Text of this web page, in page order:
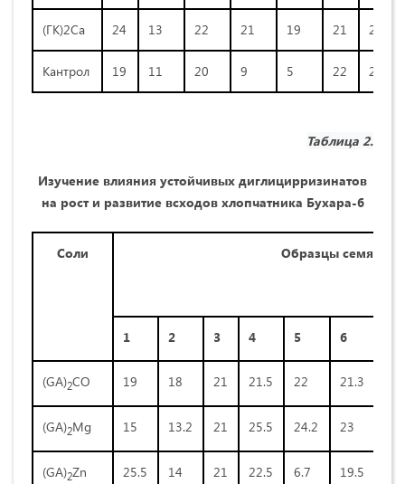
(ГК)2Са 24 13 22 21 19 21 20
Кантрол 19 11 20 9 5 22 21
Таблица 2.
Изучение влияния устойчивых диглицирризинатов
на рост и развитие всходов хлопчатника Бухара-6
Соли Образцы семян
1 2 3 4 5 6
(GA)2СО 19 18 21 21.5 22 21.3
(GA)2Mg 15 13.2 21 25.5 24.2 23
(GA)2Zn 25.5 14 21 22.5 6.7 19.5